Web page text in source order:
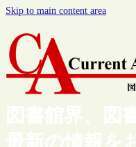
Skip to main content area
図書館界、図
最新の情報を